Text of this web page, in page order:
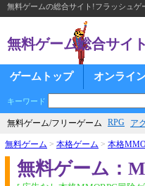
無料ゲームの総合サイト!フラッシュゲ
無料ゲーム総合サイト
ゲームトップ オンライ
キーワード
無料ゲーム/フリーゲーム RPG ア
無料ゲーム > 本格ゲーム > 本格
無料ゲーム：